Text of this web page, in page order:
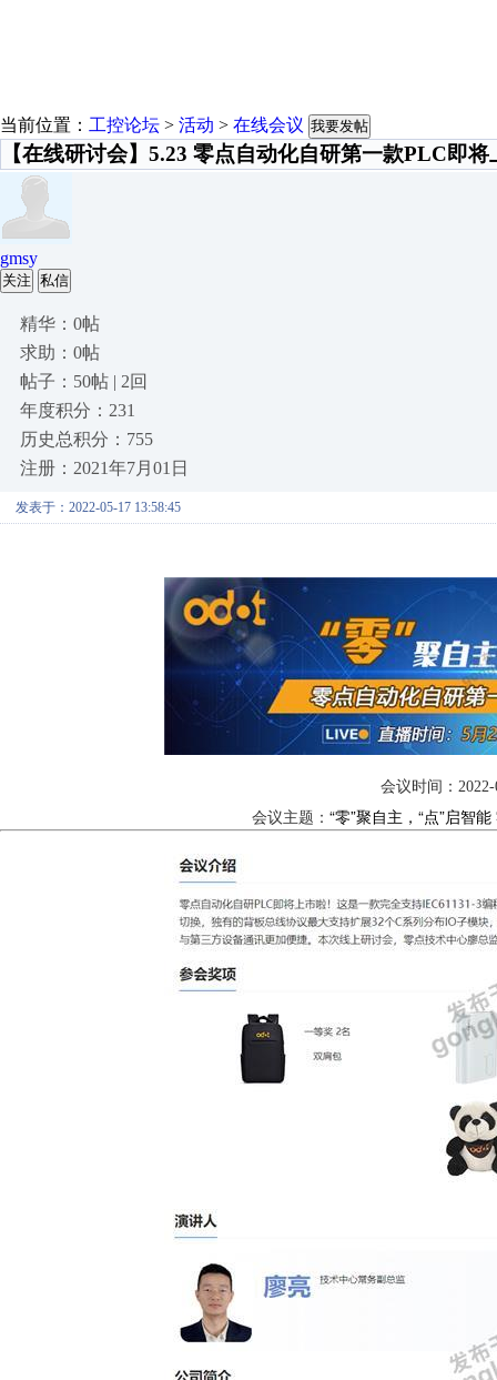
当前位置： 工控论坛 > 活动 > 在线会议 我要发帖
【在线研讨会】5.23 零点自动化自研第一款PLC即将
gmsy
关注 私信
精华：0帖
求助：0帖
帖子：50帖 | 2回
年度积分：231
历史总积分：755
注册：2021年7月01日
发表于：2022-05-17 13:58:45
会议时间：
会议主题： “零”聚自主，“点”启智